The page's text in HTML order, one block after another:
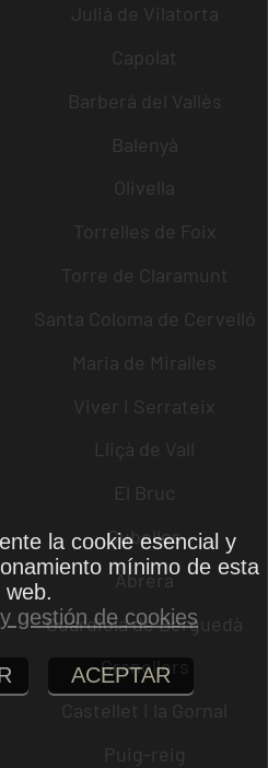
Julià de Vilatorta
Capolat
Barberà del Vallès
Balenyà
Olivella
Torrelles de Foix
Torre de Claramunt
Santa Coloma de Cervelló
Maria de Miralles
Viver i Serrateix
Lliçà de Vall
El Bruc
Cubelles
Abrera
Guardiola de Berguedà
Granollers
Castellet i la Gornal
Puig-reig
la cookie esencial y
mínimo de esta
web.
gestión de cookies
ACEPTAR